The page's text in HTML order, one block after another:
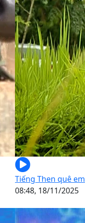
Tiếng Then quê em
08:48, 18/11/2025